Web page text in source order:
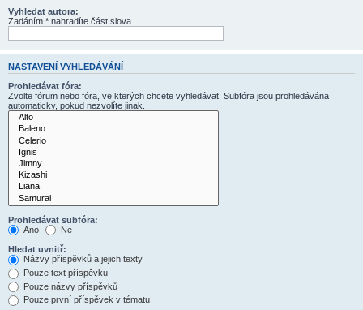
Vyhledat autora:
Zadáním * nahradíte část slova
NASTAVENÍ VYHLEDÁVÁNÍ
Prohledávat fóra:
Zvolte fórum nebo fóra, ve kterých chcete vyhledávat. Subfóra jsou prohledávána
automaticky, pokud nezvolíte jinak.
Prohledávat subfóra:
Ano
Ne
Hledat uvnitř:
Názvy příspěvků a jejich texty
Pouze text příspěvku
Pouze názvy příspěvků
Pouze první příspěvek v tématu